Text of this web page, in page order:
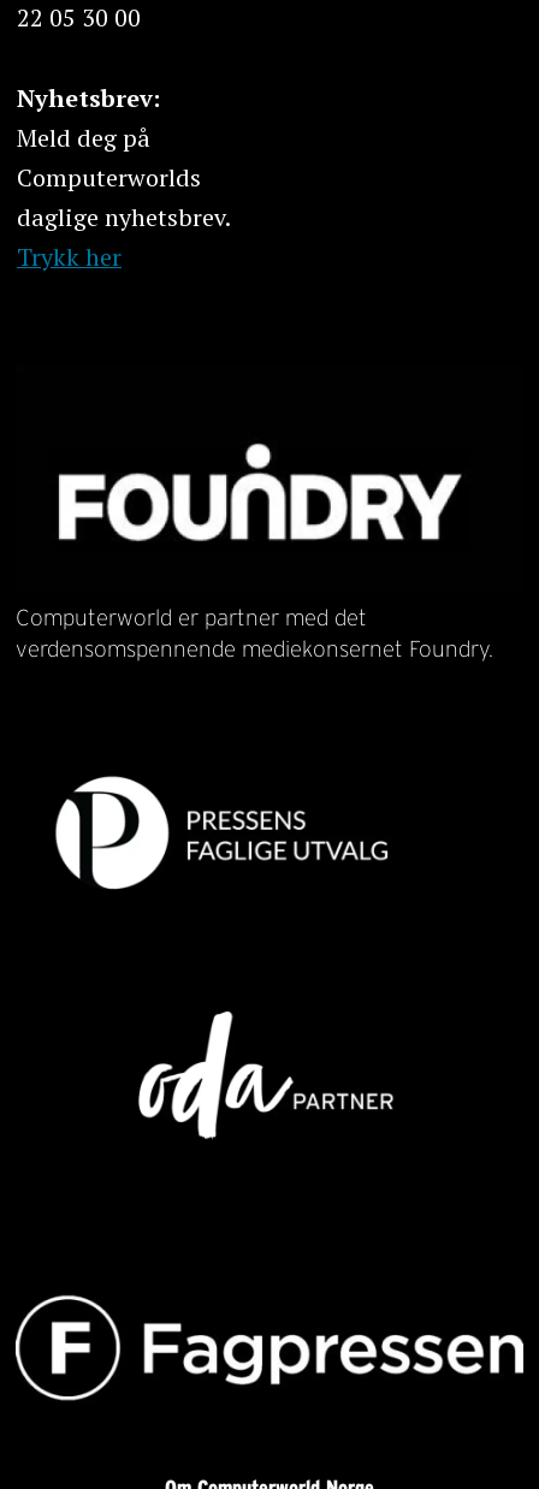
22 05 30 00
Nyhetsbrev:
Meld deg på
Computerworlds
daglige nyhetsbrev.
Trykk her
Computerworld er partner med det
verdensomspennende mediekonsernet Foundry.